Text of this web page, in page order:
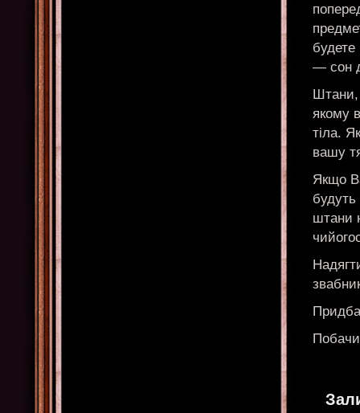
— сон
Штани,
якому
тіла.
вашу
Якщо
штани